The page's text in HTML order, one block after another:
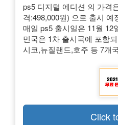
ps5 디지털 에디션 의 가격
격:498,000원) 으로 출시
매일 ps5 출시일은 11월 12
민국은 1차 출시국에 포함
시코,뉴질랜드,호주 등 7개
Click